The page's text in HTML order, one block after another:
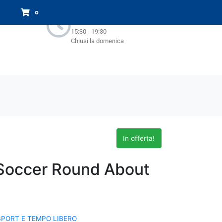
15:30 - 19:30
Chiusi la domenica
0
In offerta!
Round About
E TEMPO LIBERO